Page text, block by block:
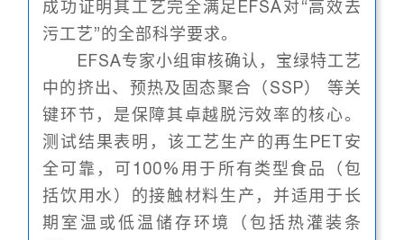
成功证明其工艺完全满足EFSA对“高效去
污工艺”的全部科学要求。
EFSA专家小组审核确认，宝绿特工艺
中的挤出、预热及固态聚合（SSP） 等关
键环节，是保障其卓越脱污效率的核心。
测试结果表明，该工艺生产的再生PET安
全可靠，可100%用于所有类型食品（包
括饮用水）的接触材料生产，并适用于长
期室温或低温储存环境（包括热灌装条